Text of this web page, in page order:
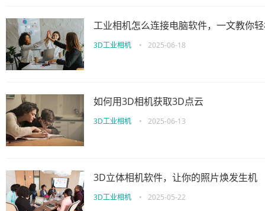
工业相机怎么连接电脑软件，一文教你
3D工业相机 • 2025-06-18
如何用3D相机获取3D点云
3D工业相机 • 2025-06-13
3D立体相机软件，让你的照片焕发生机
3D工业相机 • 2025-05-22